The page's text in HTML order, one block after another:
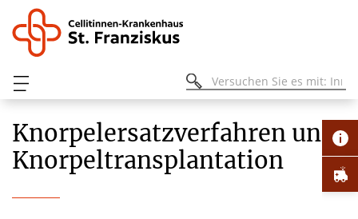
Knorpelersatz­verfahren und
Knorpeltransplantation